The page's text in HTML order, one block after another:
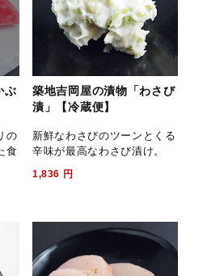
ぶ
の
食
築地吉岡屋の漬物「わさび
漬」【冷蔵便】
新鮮なわさびのツーンとくる
辛味が最高なわさび漬け。
1,836 円